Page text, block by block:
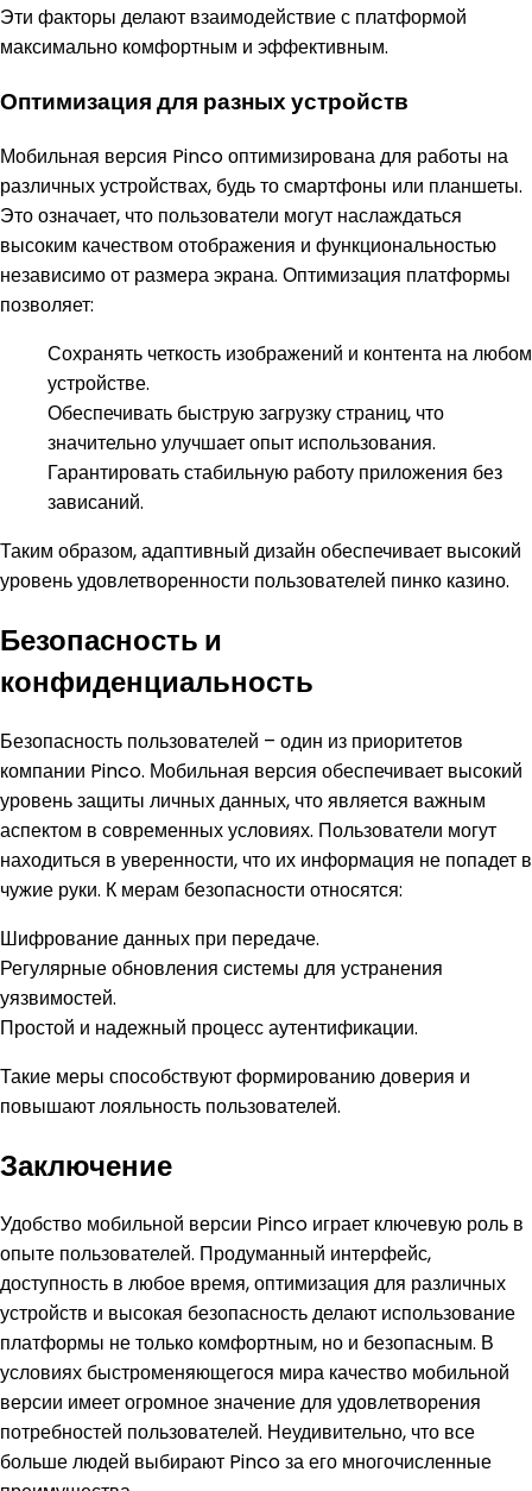
Эти факторы делают взаимодействие с платформой
максимально комфортным и эффективным.
Оптимизация для разных устройств
Мобильная версия Pinco оптимизирована для работы на
различных устройствах, будь то смартфоны или планшеты.
Это означает, что пользователи могут наслаждаться
высоким качеством отображения и функциональностью
независимо от размера экрана. Оптимизация платформы
позволяет:
Сохранять четкость изображений и контента на любом
устройстве.
Обеспечивать быструю загрузку страниц, что
значительно улучшает опыт использования.
Гарантировать стабильную работу приложения без
зависаний.
Таким образом, адаптивный дизайн обеспечивает высокий
уровень удовлетворенности пользователей пинко казино.
Безопасность и
конфиденциальность
Безопасность пользователей – один из приоритетов
компании Pinco. Мобильная версия обеспечивает высокий
уровень защиты личных данных, что является важным
аспектом в современных условиях. Пользователи могут
находиться в уверенности, что их информация не попадет в
чужие руки. К мерам безопасности относятся:
Шифрование данных при передаче.
Регулярные обновления системы для устранения
уязвимостей.
Простой и надежный процесс аутентификации.
Такие меры способствуют формированию доверия и
повышают лояльность пользователей.
Заключение
Удобство мобильной версии Pinco играет ключевую роль в
опыте пользователей. Продуманный интерфейс,
доступность в любое время, оптимизация для различных
устройств и высокая безопасность делают использование
платформы не только комфортным, но и безопасным. В
условиях быстроменяющегося мира качество мобильной
версии имеет огромное значение для удовлетворения
потребностей пользователей. Неудивительно, что все
больше людей выбирают Pinco за его многочисленные